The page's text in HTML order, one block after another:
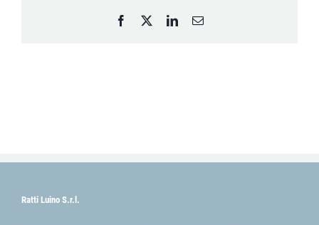
Facebook LinkedInEmail
Ratti Luino S.r.l.